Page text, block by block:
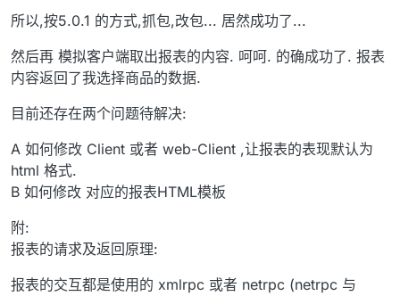
所以,按5.0.1 的方式,抓包,改包... 居然成功了...
然后再 模拟客户端取出报表的内容. 呵呵. 的确成功了. 报表
内容返回了我选择商品的数据.
目前还存在两个问题待解决:
A 如何修改 Client 或者 web-Client ,让报表的表现默认为
html 格式.
B 如何修改 对应的报表HTML模板
附:
报表的请求及返回原理:
报表的交互都是使用的 xmlrpc 或者 netrpc (netrpc 与